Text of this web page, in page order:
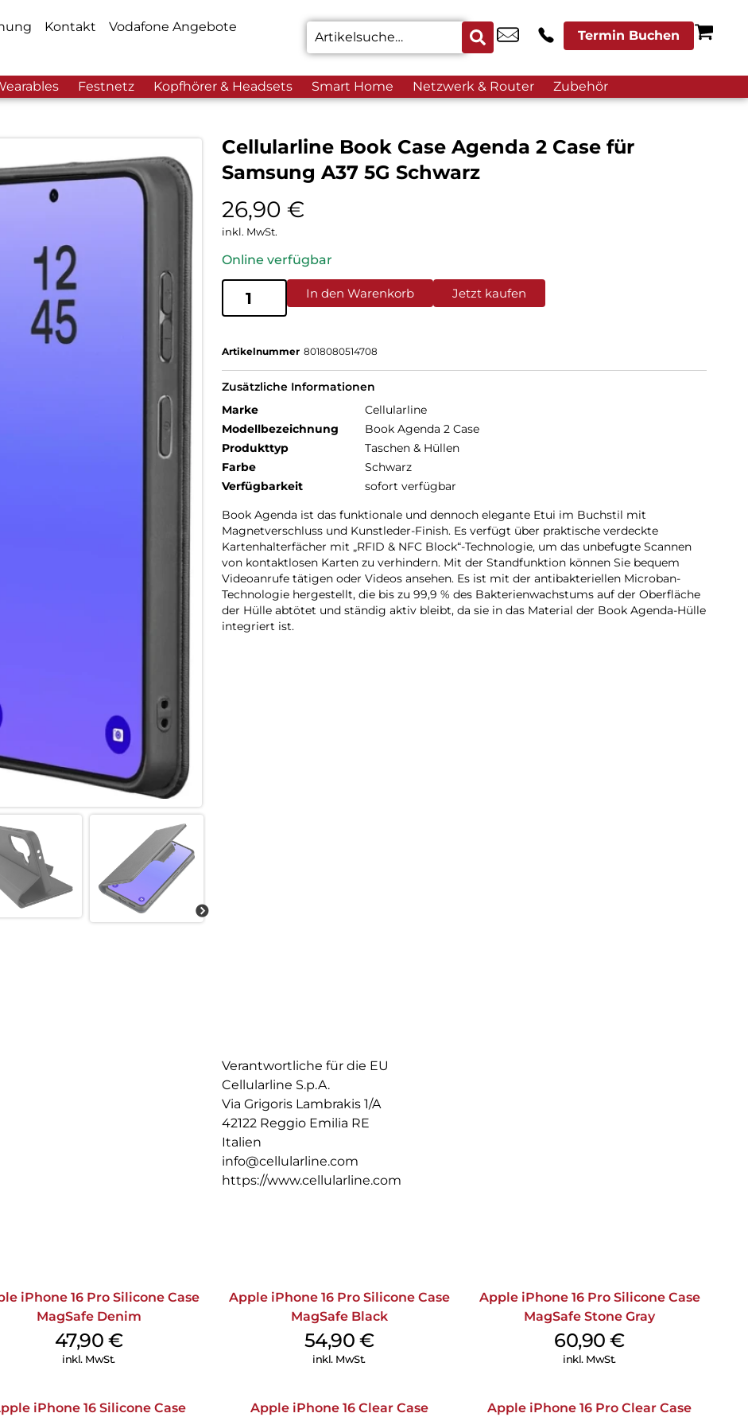
Kontakt
Vodafone Angebote
Termin Buchen
Festnetz Kopfhörer & Headsets Smart Home Netzwerk & Router Zubehör
Cellularline Book Case Agenda 2 Case für
Samsung A37 5G Schwarz
26,90 €
inkl. MwSt.
Online verfügbar
In den Warenkorb Jetzt kaufen
Artikelnummer 8018080514708
Zusätzliche Informationen
Marke
Cellularline
Modellbezeichnung
Book Agenda 2 Case
Produkttyp
Taschen & Hüllen
Farbe
Schwarz
Verfügbarkeit
sofort verfügbar
Book Agenda ist das funktionale und dennoch elegante Etui im Buchstil mit
Magnetverschluss und Kunstleder-Finish. Es verfügt über praktische verdeckte
Kartenhalterfächer mit „RFID & NFC Block“-Technologie, um das unbefugte Scannen
von kontaktlosen Karten zu verhindern. Mit der Standfunktion können Sie bequem
Videoanrufe tätigen oder Videos ansehen. Es ist mit der antibakteriellen Microban-
Technologie hergestellt, die bis zu 99,9 % des Bakterienwachstums auf der Oberfläche
der Hülle abtötet und ständig aktiv bleibt, da sie in das Material der Book Agenda-Hülle
integriert ist.
Verantwortliche für die EU
Cellularline S.p.A.
Via Grigoris Lambrakis 1/A
42122 Reggio Emilia RE
Italien
info@cellularline.com
https://www.cellularline.com
iPhone 16 Pro Silicone Case
MagSafe Denim
47,90 €
inkl. MwSt.
Apple iPhone 16 Pro Silicone Case
MagSafe Black
54,90 €
inkl. MwSt.
Apple iPhone 16 Pro Silicone Case
MagSafe Stone Gray
60,90€
inkl. MwSt.
iPhone 16 Silicone Case
Apple iPhone 16 Clear Case
Apple iPhone 16 Pro Clear Case